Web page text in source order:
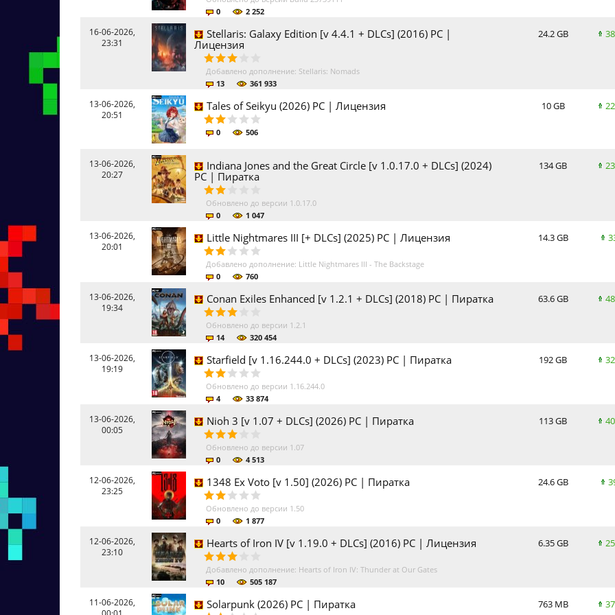
0
2 252
16-06-2026,
23:31
Stellaris: Galaxy Edition [v 4.4.1 + DLCs] (2016) PC |
Лицензия
Добавлено дополнение: Stellaris: Nomads
13
361 933
24.2 GB
13-06-2026,
20:51
Tales of Seikyu (2026) PC | Лицензия
0 506
10 GB
13-06-2026,
20:27
Indiana Jones and the Great Circle [v 1.0.17.0 + DLCs] (2024)
PC | Пиратка
Обновлено до версии 1.0.17.0
0
1 047
134 GB
13-06-2026,
20:01
Little Nightmares III [+ DLCs] (2025) PC | Лицензия
Добавлено дополнение: Little Nightmares III - The Backstage
0
760
14.3 GB
13-06-2026,
19:34
Conan Exiles Enhanced [v 1.2.1 + DLCs] (2018) PC | Пиратка
Обновлено до версии 1.2.1
14
320 454
63.6 GB
13-06-2026,
19:19
Starfield [v 1.16.244.0 + DLCs] (2023) PC | Пиратка
Обновлено до версии 1.16.244.0
4
33 874
192 GB
13-06-2026,
00:05
Nioh 3 [v 1.07 + DLCs] (2026) PC | Пиратка
Обновлено до версии 1.07
0
4 513
113 GB
12-06-2026,
23:25
1348 Ex Voto [v 1.50] (2026) PC | Пиратка
Обновлено до версии 1.50
0
1 877
24.6 GB
12-06-2026,
23:10
Hearts of Iron IV [v 1.19.0 + DLCs] (2016) PC | Лицензия
Добавлено дополнение: Hearts of Iron IV: Thunder at Our Gates
10
505 187
6.35 GB
11-06-2026,
Solarpunk (2026) PC | Пиратка 763 MB